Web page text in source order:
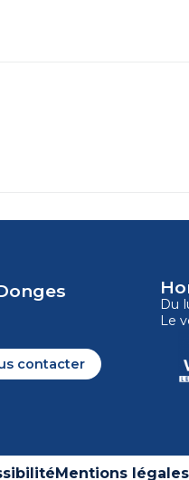
contacter
Du
Le
Mentions légales